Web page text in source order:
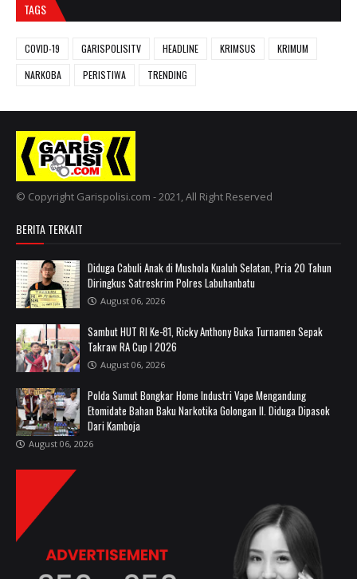
TAGS
COVID-19 GARISPOLISITV HEADLINE KRIMSUS
KRIMUM
NARKOBA
PERISTIWA TRENDING
© Copyright Garispolisi.com - 2021, All Right Reserved
BERITA TERKAIT
Diduga Cabuli Anak di Mushola Kualuh Selatan, Pria 20 Tahun
Diringkus Satreskrim Polres Labuhanbatu
August 06, 2026
Sambut HUT RI Ke-81, Ricky Anthony Buka Turnamen Sepak
Takraw RA Cup I 2026
August 06, 2026
Polda Sumut Bongkar Home Industri Vape Mengandung
Etomidate Bahan Baku Narkotika Golongan II. Diduga Dipasok
Dari Kamboja
August 06, 2026